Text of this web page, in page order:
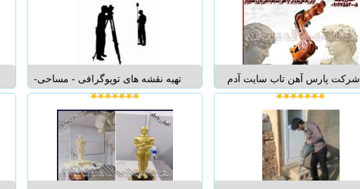
آیا قهوه ساز را خاموش كردم؟ سيستم
امنیتی را روشن كردم؟ ...
شرکت پارس آهن تاب سایت آدم
http://www.adem.ir - تولید کننده
انواع تایل های آلومینیومی نمایان و
مخفی - در طرح های ساده (بدون
پانچ) ، وسط پانچ منظم و تما...
تهیه نقشه های توپوگرافی - مساحی-
برداشت - کنترل نقاط - پیاده نمودن
نقاط و فونداسیون - تفکیک اراضی و
تسطیح - پیمایش - نقشه برداری راه –
مسیر – تونل - کانال های ابیاری و
تاسیسات خطوط لوله...